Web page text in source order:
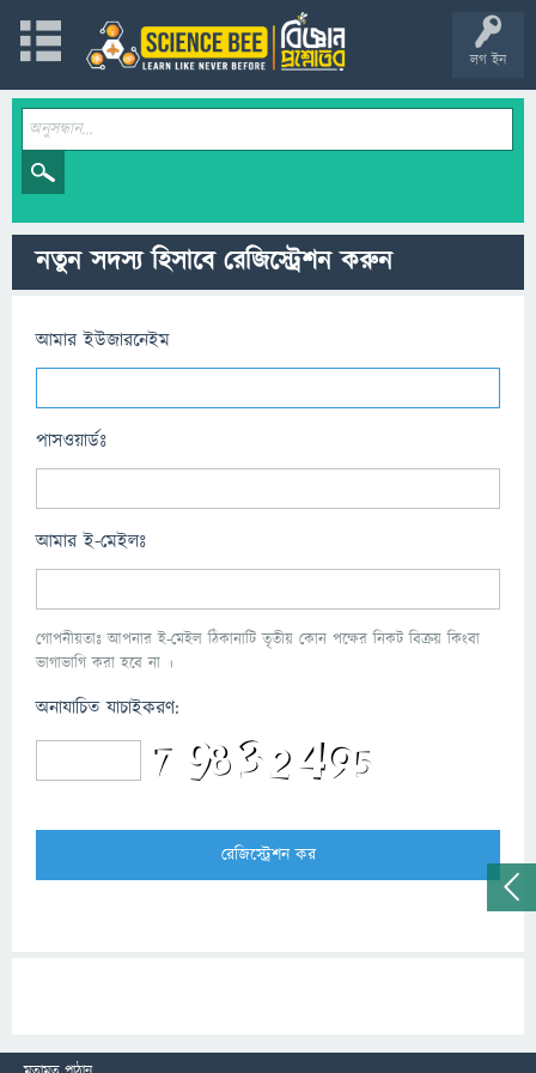
লগ ইন
নতুন সদস্য হিসাবে রেজিস্ট্রেশন করুন
আমার ইউজারনেইম
পাসওয়ার্ডঃ
আমার ই-মেইলঃ
গোপনীয়তাঃ আপনার ই-মেইল ঠিকানাটি তৃতীয় কোন পক্ষের নিকট বিক্রয় কিংবা
ভাগাভাগি করা হবে না ।
অনাযাচিত যাচাইকরণ: